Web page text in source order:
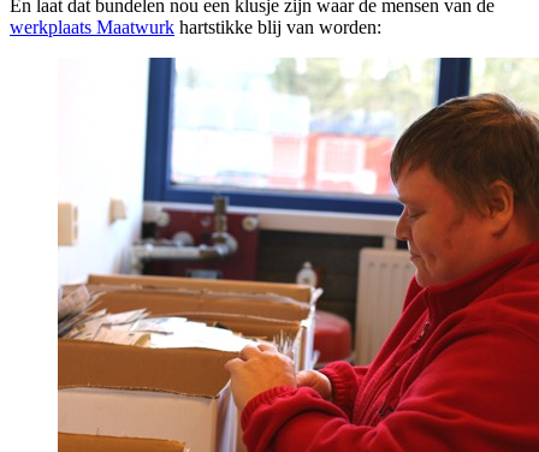
En laat dat bundelen nou een klusje zijn waar de mensen van de
werkplaats Maatwurk hartstikke blij van worden: